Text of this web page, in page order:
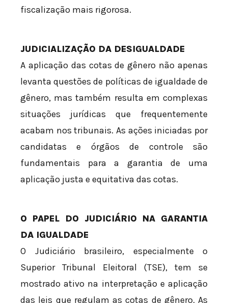
fiscalização mais rigorosa.
JUDICIALIZAÇÃO DA DESIGUALDADE
A aplicação das cotas de gênero não apenas
levanta questões de políticas de igualdade de
gênero, mas também resulta em complexas
situações jurídicas que frequentemente
acabam nos tribunais. As ações iniciadas por
candidatas e órgãos de controle são
fundamentais para a garantia de uma
aplicação justa e equitativa das cotas.
O PAPEL DO JUDICIÁRIO NA GARANTIA
DA IGUALDADE
O Judiciário brasileiro, especialmente o
Superior Tribunal Eleitoral (TSE), tem se
mostrado ativo na interpretação e aplicação
das leis que regulam as cotas de gênero. As